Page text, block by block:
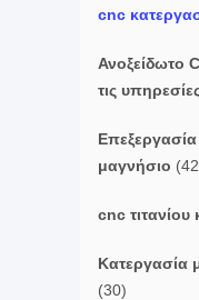
cnc
Ανοξείδωτο
τις
Επεξεργασία
μαγνήσιο
cnc τιτανίου
Κατεργασία
(30)